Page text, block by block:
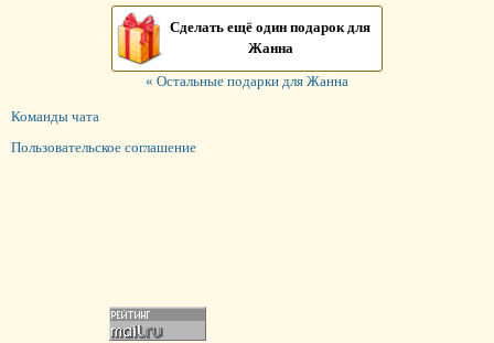
Сделать ещё один подарок для
Жанна
« Остальные подарки для Жанна
Команды чата
Пользовательское соглашение